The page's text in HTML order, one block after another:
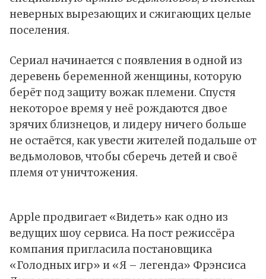
неверных вырезающих и сжигающих целые
поселения.
Сериал начинается с появления в одной из
деревень беременной женщины, которую
берёт под защиту вожак племени. Спустя
некоторое время у неё рождаются двое
зрячих близнецов, и лидеру ничего больше
не остаётся, как увести жителей подальше от
ведьмоловов, чтобы сберечь детей и своё
племя от уничтожения.
Apple продвигает «Видеть» как одно из
ведущих шоу сервиса. На пост режиссёра
компания пригласила постановщика
«Голодных игр» и «Я – легенда» Фрэнсиса